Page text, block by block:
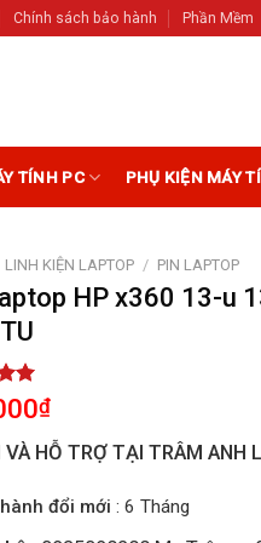
Chính sách bảo hành Phần Mềm
TÍNH PC PHỤ KIỆN MÁY
LINH KIỆN LAPTOP / PIN LAPTOP
HP x360 13-u
₫
VÀ HỖ TRỢ TẠI TRÂM ANH
đổi mới : 6 Tháng